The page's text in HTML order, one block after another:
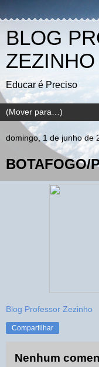
BLOG
ZEZINHO
Educar é Preciso
domingo, 1 de junho de
BOTAFOGO/
Blog Professor Zezinho
Compartilhar
Nenhum